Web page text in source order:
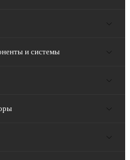
и системы